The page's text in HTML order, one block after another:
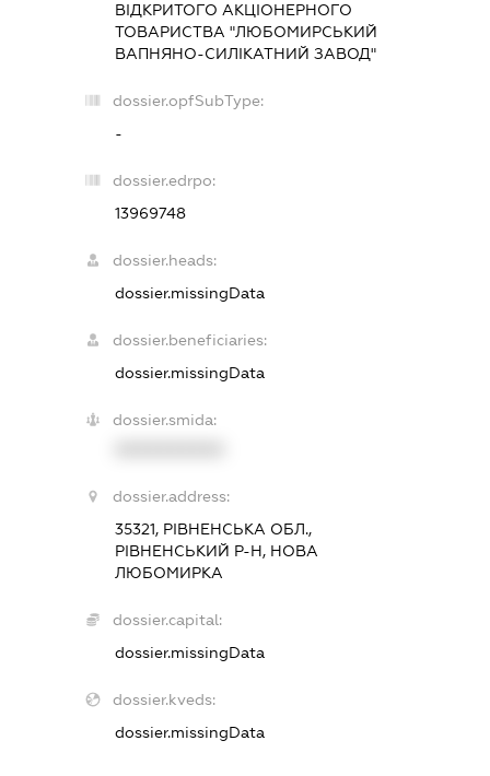
ВIДКРИТОГО АКЦIОНЕРНОГО
ТОВАРИСТВА "ЛЮБОМИРСЬКИЙ
ВАПНЯНО-СИЛIКАТНИЙ ЗАВОД"
dossier.opfSubType:
-
dossier.edrpo:
13969748
dossier.heads:
dossier.missingData
dossier.beneficiaries:
dossier.missingData
dossier.smida:
dossier.address:
35321, РІВНЕНСЬКА ОБЛ.,
РІВНЕНСЬКИЙ Р-Н, НОВА
ЛЮБОМИРКА
dossier.capital:
dossier.missingData
dossier.kveds:
dossier.missingData